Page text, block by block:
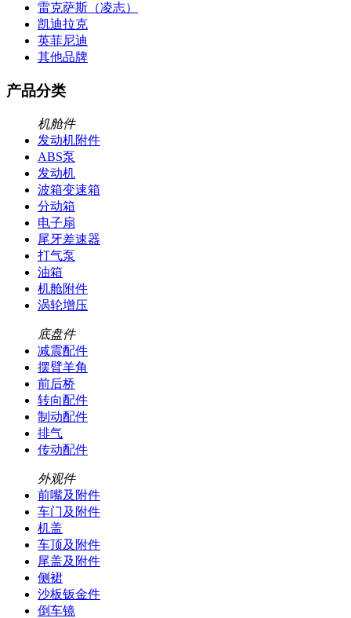
雷克萨斯（凌志）
凯迪拉克
英菲尼迪
其他品牌
产品分类
机舱件
发动机附件
ABS泵
发动机
波箱变速箱
分动箱
电子扇
尾牙差速器
打气泵
油箱
机舱附件
涡轮增压
底盘件
减震配件
摆臂羊角
前后桥
转向配件
制动配件
排气
传动配件
外观件
前嘴及附件
车门及附件
机盖
车顶及附件
尾盖及附件
侧裙
沙板钣金件
倒车镜